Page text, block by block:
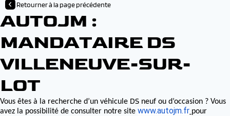
Retourner à la page précédente
AUTOJM :
MANDATAIRE DS
VILLENEUVE-SUR-
LOT
Vous êtes à la recherche d’un véhicule DS neuf ou d’occasion ? Vous
avez la possibilité de consulter notre site www.autojm.fr pour